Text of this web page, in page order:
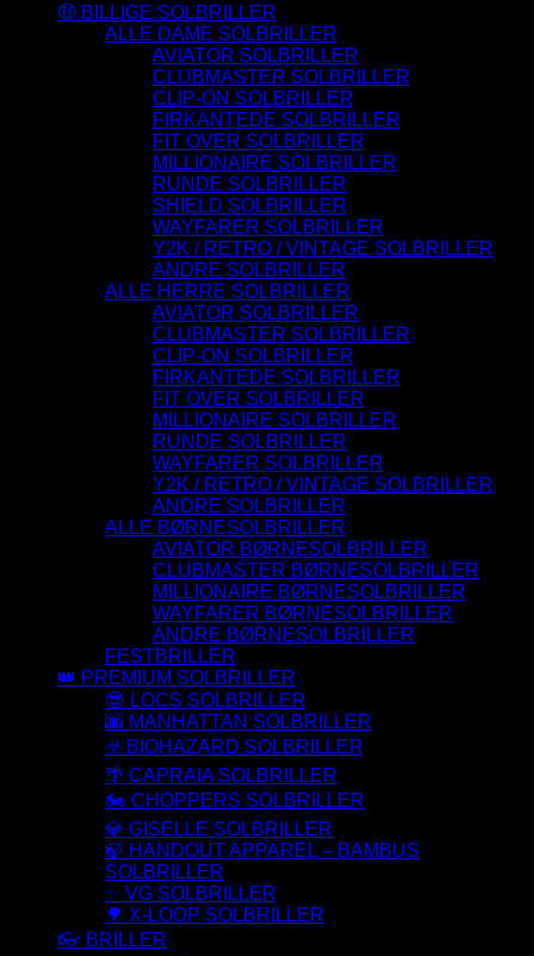
🤑 BILLIGE SOLBRILLER
ALLE DAME SOLBRILLER
AVIATOR SOLBRILLER
CLUBMASTER SOLBRILLER
CLIP-ON SOLBRILLER
FIRKANTEDE SOLBRILLER
FIT OVER SOLBRILLER
MILLIONAIRE SOLBRILLER
RUNDE SOLBRILLER
SHIELD SOLBRILLER
WAYFARER SOLBRILLER
Y2K / RETRO / VINTAGE SOLBRILLER
ANDRE SOLBRILLER
ALLE HERRE SOLBRILLER
AVIATOR SOLBRILLER
CLUBMASTER SOLBRILLER
CLIP-ON SOLBRILLER
FIRKANTEDE SOLBRILLER
FIT OVER SOLBRILLER
MILLIONAIRE SOLBRILLER
RUNDE SOLBRILLER
WAYFARER SOLBRILLER
Y2K / RETRO / VINTAGE SOLBRILLER
ANDRE SOLBRILLER
ALLE BØRNESOLBRILLER
AVIATOR BØRNESOLBRILLER
CLUBMASTER BØRNESOLBRILLER
MILLIONAIRE BØRNESOLBRILLER
WAYFARER BØRNESOLBRILLER
ANDRE BØRNESOLBRILLER
FESTBRILLER
👑 PREMIUM SOLBRILLER
😎 LOCS SOLBRILLER
🌆 MANHATTAN SOLBRILLER
☣️ BIOHAZARD SOLBRILLER
🌴 CAPRAIA SOLBRILLER
🏍️ CHOPPERS SOLBRILLER
💎 GISELLE SOLBRILLER
🍃 HANDOUT APPAREL – BAMBUS
SOLBRILLER
✨ VG SOLBRILLER
🌳 X-LOOP SOLBRILLER
👓 BRILLER